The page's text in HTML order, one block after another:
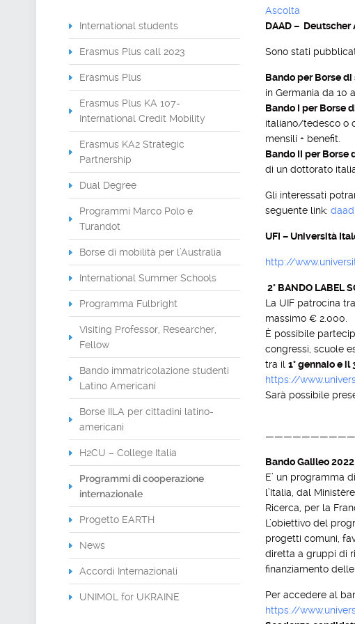
Ascolta
DAAD –
Sono stati
Bando per Borse
in Germania da 10
Bando I per Borse
italiano/tedesco o
mensili + benefit.
Bando II per Borse
di un dottorato
Gli interessati
seguente link:
UFI – Università
http://
2° BANDO LABEL
La UIF patrocina
massimo € 2.000.
È possibile
congressi, scuole
tra il 1° gennaio e
https://
Sarà possibile
Bando Galileo 2022
E’ un programma
l’Italia, dal
Ricerca, per la
L’obiettivo del
progetti comuni,
diretta a gruppi di
finanziamento
Per accedere al
https://
International students
Erasmus Plus call 2023
Erasmus Plus
Erasmus Plus KA 107-
International Credit Mobility
Erasmus KA2 Strategic
Partnership
Dual Degree
Programmi Marco Polo e
Turandot
Borse di mobilità per l’Australia
International Summer Schools
Programma Fulbright
Visiting Professor, Researcher,
Fellow
Bando immatricolazione studenti
Latino Americani
Borse IILA per cittadini latino-
americani
H2CU – College Italia
Programmi di cooperazione
internazionale
Progetto EARTH
News
Accordi Internazionali
UNIMOL for UKRAINE